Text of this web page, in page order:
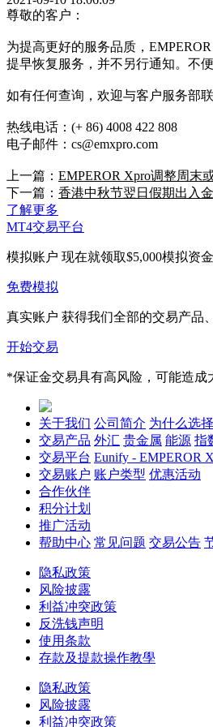
尊敬的客户：
为提高更好的服务品质，
提早恢复服务，并不另行通知。不
如有任何查询，欢迎与客户服务部联
热线电话：(+ 86) 4008 422 808
电子邮件：cs@emxpro.com
上一篇： EMPEROR Xpro调整周末
下一篇： 香港中秋节翌日假期出入
了解更多
MT4交易平台
模拟账户 现在就领取$5,000模拟资
免费模拟
真实账户 获得我们全部的交易产品
开始交易
*保证金交易具有高风险，可能造成
关于我们 公司简介 为什么选
交易产品 外汇 贵金属 能源 指
交易平台 Eunify - EMPEROR
交易账户 账户类型 优惠活动
合作伙伴
积分计划
推广活动
帮助中心 常见问题 交易公告
隐私政策
风险披露
利益冲突政策
反洗钱声明
使用条款
存款及提款操作教學
隐私政策
风险披露
利益冲突政策